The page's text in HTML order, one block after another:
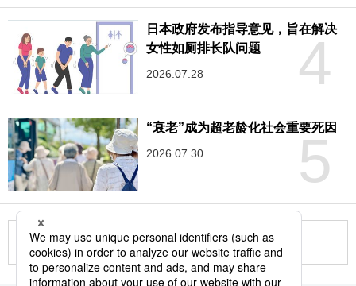
4
日本政府发布指导意见，旨在解决
女性如厕排长队问题
2026.07.28
5
“衰老”成为超老龄化社会重要死因
2026.07.30
更多